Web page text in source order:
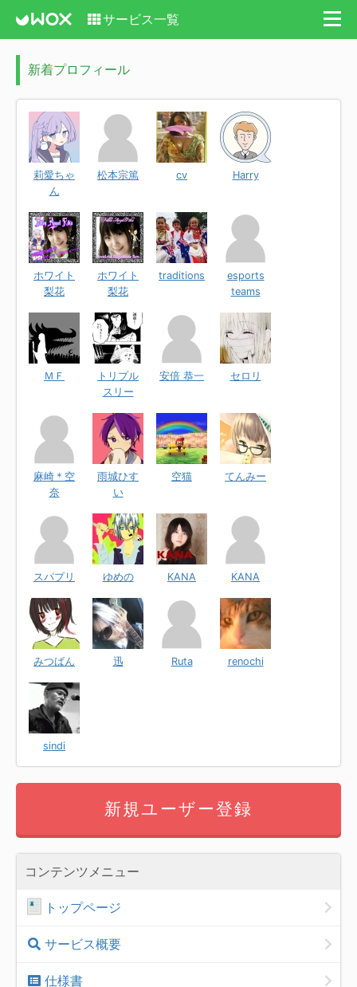
サービス一覧
新着プロフィール
莉愛ちゃ
ん
松本宗篤 cv Harry
ホワイト
梨花
ホワイト
梨花
traditions
esports
teams
ＭＦ
トリプル
スリー
安倍 恭一 セロリ
麻崎＊空
奈
雨城ひす
い
空猫 てんみー
スパプリ ゆめの KANA KANA
みつばん 迅 Ruta renochi
sindi
新規ユーザー登録
コンテンツメニュー
トップページ
サービス概要
仕様書